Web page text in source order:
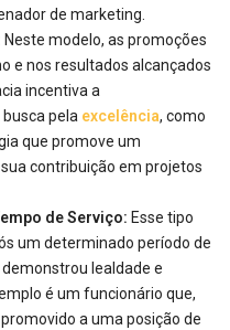
de marketing.
Neste modelo, as promoções
e nos resultados alcançados
incentiva a
pela excelência, como
que promove um
contribuição em projetos
de Serviço: Esse tipo
um determinado período de
lealdade e
é um funcionário que,
a uma posição de